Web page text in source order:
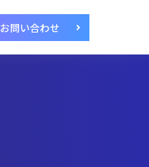
お問い合わせ